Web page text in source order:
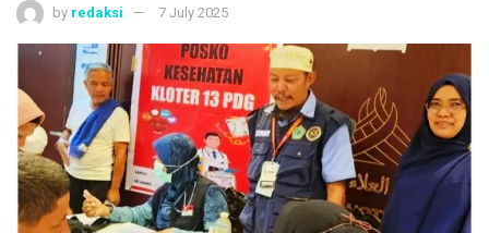
by redaksi 7 July 2025